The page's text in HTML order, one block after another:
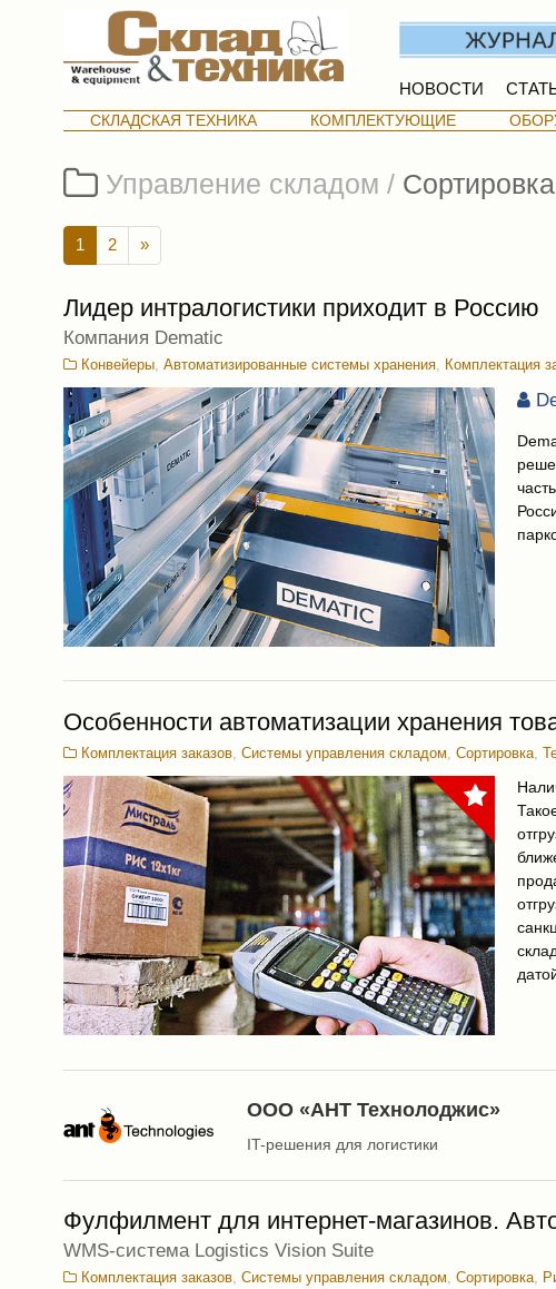
НОВОСТИ
СКЛАДСКАЯ ТЕХНИКА КОМПЛЕКТУЮЩИЕ
Управление складом / Сортировка
1 2 »
Лидер интралогистики приходит в Россию
Компания Dematic
Конвейеры, Автоматизированные системы хранения, Комплектация
Особенности автоматизации хранения
Комплектация заказов Системы управления складом Сортировка
ООО «АНТ Технолоджис»
IT-решения для логистики
Фулфилмент для интернет-магазинов.
WMS-система Logistics Vision Suite
Комплектация заказов, Системы управления складом, Сортировка,